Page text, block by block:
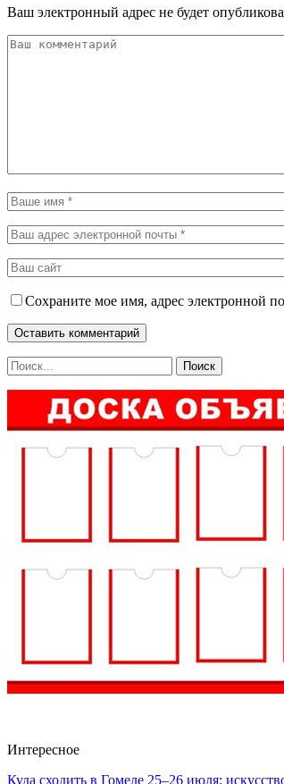
Ваш электронный адрес не будет
Сохраните мое имя, адрес электронной
Интересное
Куда сходить в Гомеле 25–26 июля: